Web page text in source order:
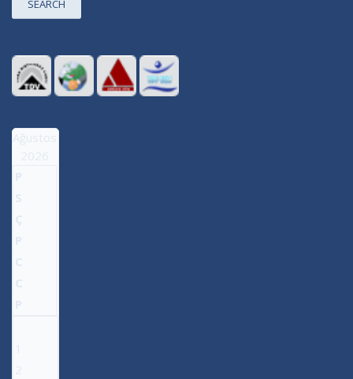
SEARCH
Ağustos
2026
P
S
Ç
P
C
C
P
1
2